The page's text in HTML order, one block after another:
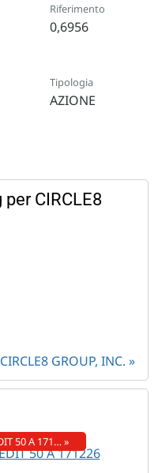
Riferimento
0,6956
Tipologia
AZIONE
CIRCLE8
GROUP, INC.
50 A 171… »